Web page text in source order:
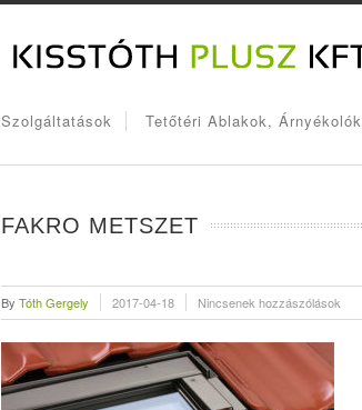
Szolgáltatások Tetőtéri Ablakok, Árnyékolók
FAKRO METSZET
By Tóth Gergely 2017-04-18 Nincsenek hozzászólások